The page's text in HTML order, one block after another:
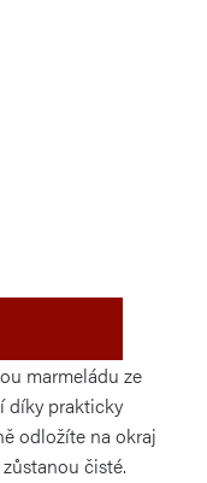
marmeládu ze
díky prakticky
odložíte na okraj
čisté.